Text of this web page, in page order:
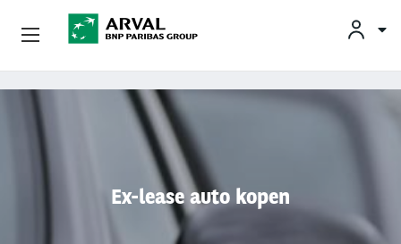
Overslaan en naar de inhoud gaan
Ex-lease auto kopen
Zakelijk Leasen